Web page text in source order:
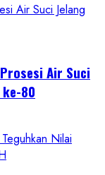
Air Suci Jelang
Air Suci
80
Nilai